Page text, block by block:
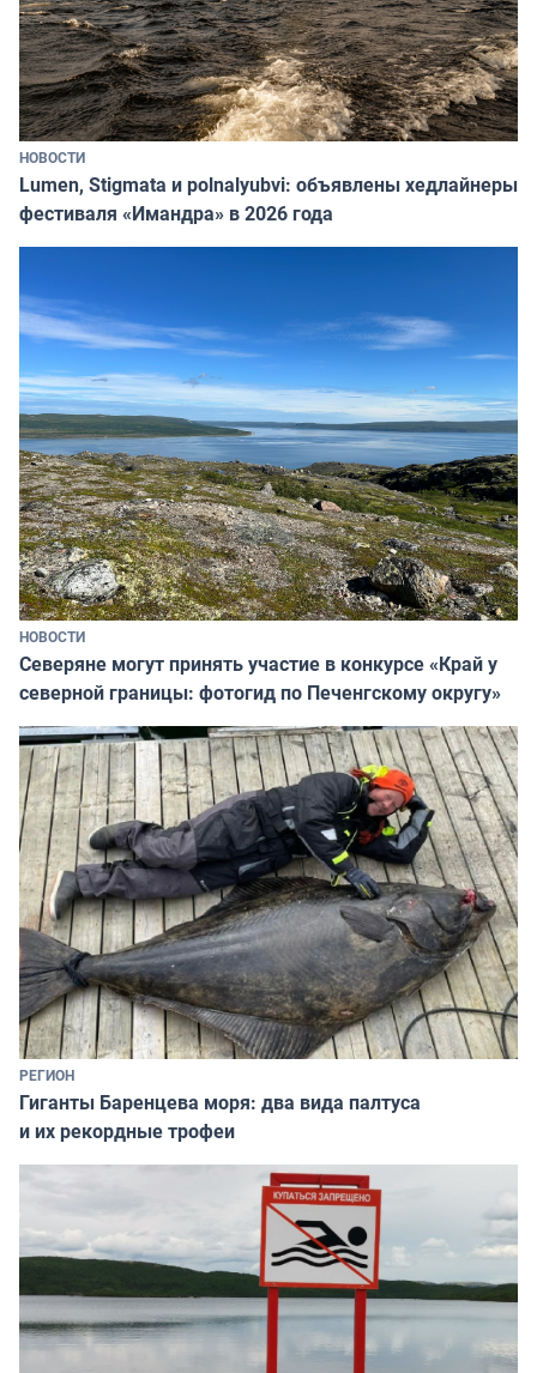
НОВОСТИ
Lumen, Stigmata и polnalyubvi: объявлены хедлайнеры
фестиваля «Имандра» в 2026 года
НОВОСТИ
Северяне могут принять участие в конкурсе «Край у
северной границы: фотогид по Печенгскому округу»
РЕГИОН
Гиганты Баренцева моря: два вида палтуса
и их рекордные трофеи